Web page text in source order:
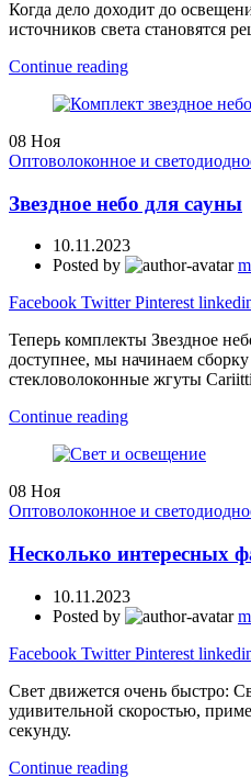
Когда дело доходит до
источников света становятся
Continue reading
08 Ноя
Оптоволоконное и
Звездное небо для сауны
10.11.2023
Posted by
Facebook Twitter Pinterest
Теперь комплекты Звездное
доступнее, мы начинаем
стекловолоконные жгуты
Continue reading
08 Ноя
Оптоволоконное и
Несколько интересных
10.11.2023
Posted by
Facebook Twitter Pinterest
Свет движется очень быстро:
удивительной скоростью,
секунду.
Continue reading